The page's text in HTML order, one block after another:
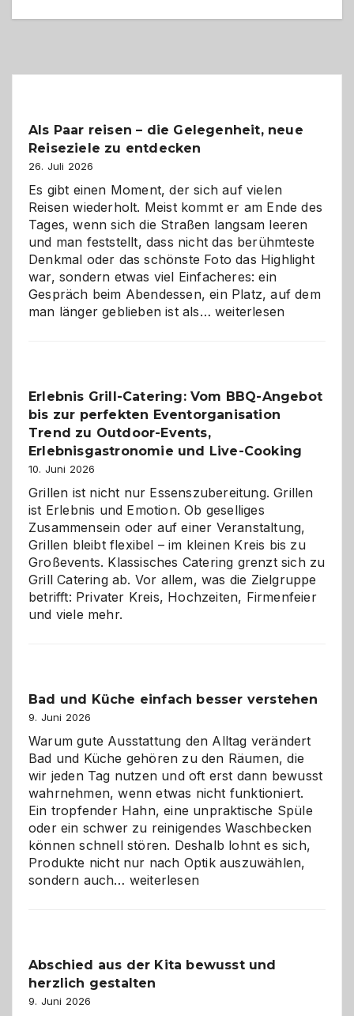
Als Paar reisen – die Gelegenheit, neue
Reiseziele zu entdecken
26. Juli 2026
Es gibt einen Moment, der sich auf vielen
Reisen wiederholt. Meist kommt er am Ende des
Tages, wenn sich die Straßen langsam leeren
und man feststellt, dass nicht das berühmteste
Denkmal oder das schönste Foto das Highlight
war, sondern etwas viel Einfacheres: ein
Gespräch beim Abendessen, ein Platz, auf dem
man länger geblieben ist als… Als
Gelegenheit,
neue
zu
weiterlesen
Erlebnis Grill-Catering: Vom BBQ-Angebot
bis zur perfekten Eventorganisation
Trend zu Outdoor-Events,
Erlebnisgastronomie und Live-Cooking
10. Juni 2026
Grillen ist nicht nur Essenszubereitung. Grillen
ist Erlebnis und Emotion. Ob geselliges
Zusammensein oder auf einer Veranstaltung,
Grillen bleibt flexibel – im kleinen Kreis bis zu
Großevents. Klassisches Catering grenzt sich zu
Grill Catering ab. Vor allem, was die Zielgruppe
betrifft: Privater Kreis, Hochzeiten, Firmenfeier
und viele mehr.
Bad und Küche einfach besser verstehen
9. Juni 2026
Warum gute Ausstattung den Alltag verändert
Bad und Küche gehören zu den Räumen, die
wir jeden Tag nutzen und oft erst dann bewusst
wahrnehmen, wenn etwas nicht funktioniert.
Ein tropfender Hahn, eine unpraktische Spüle
oder ein schwer zu reinigendes Waschbecken
können schnell stören. Deshalb lohnt es sich,
Produkte nicht nur nach Optik auszuwählen,
sondern auch… Bad
verstehen
weiterlesen
Abschied aus der Kita bewusst und
herzlich gestalten
9. Juni 2026